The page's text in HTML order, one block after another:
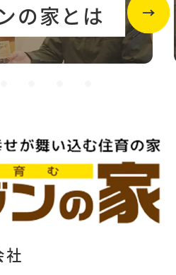
の家とは
社